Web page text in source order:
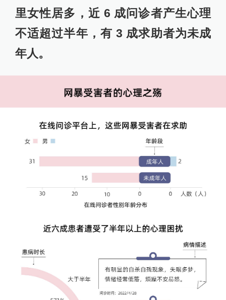
里女性居多，近 6 成问诊者产生心理
不适超过半年，有 3 成求助者为未成
年人。